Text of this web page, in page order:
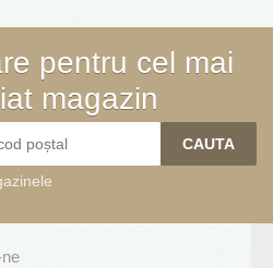
pentru cel mai
magazin